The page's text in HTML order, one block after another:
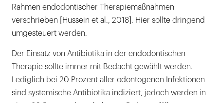
Rahmen endodontischer Therapiemaßnahmen
verschrieben [Hussein et al., 2018]. Hier sollte dringend
umgesteuert werden.
Der Einsatz von Antibiotika in der endodontischen
Therapie sollte immer mit Bedacht gewählt werden.
Lediglich bei 20 Prozent aller odontogenen Infektionen
sind systemische Antibiotika indiziert, jedoch werden in